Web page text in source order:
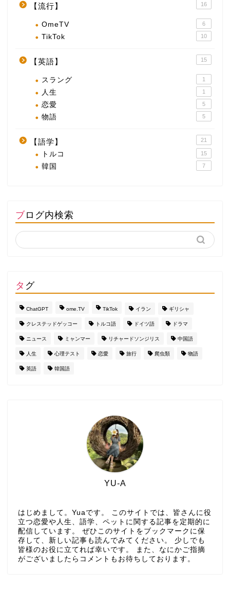
【流行】 16
OmeTV 6
TikTok 10
【英語】 15
スラング 1
人生 1
恋愛 5
物語 5
【語学】 21
トルコ 15
韓国 7
ブログ内検索
タグ
ChatGPT ome.TV TikTok イラン ギリシャ
クレステッドゲッコー トルコ語 ドイツ語 ドラマ
ニュース ミャンマー リチャードソンジリス 中国語
人生 心理テスト 恋愛 旅行 爬虫類 物語
英語 韓国語
YU-A
はじめまして。Yuaです。 このサイトでは、皆さんに役
立つ恋愛や人生、語学、ペットに関する記事を定期的に
配信しています。 ぜひこのサイトをブックマークに保
存して、新しい記事も読んでみてください。 少しでも
皆様のお役に立てれば幸いです。 また、なにかご指摘
がございましたらコメントもお待ちしております。